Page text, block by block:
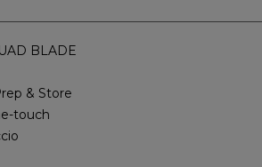
BLADE
& Store
touch